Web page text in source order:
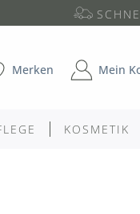
Merken Mein
KOSMETIK